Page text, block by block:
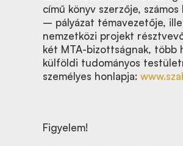
című könyv szerzője,
– pályázat témavezetője,
nemzetközi projekt
két MTA-bizottságnak, több
külföldi tudományos
személyes honlapja:
Figyelem!